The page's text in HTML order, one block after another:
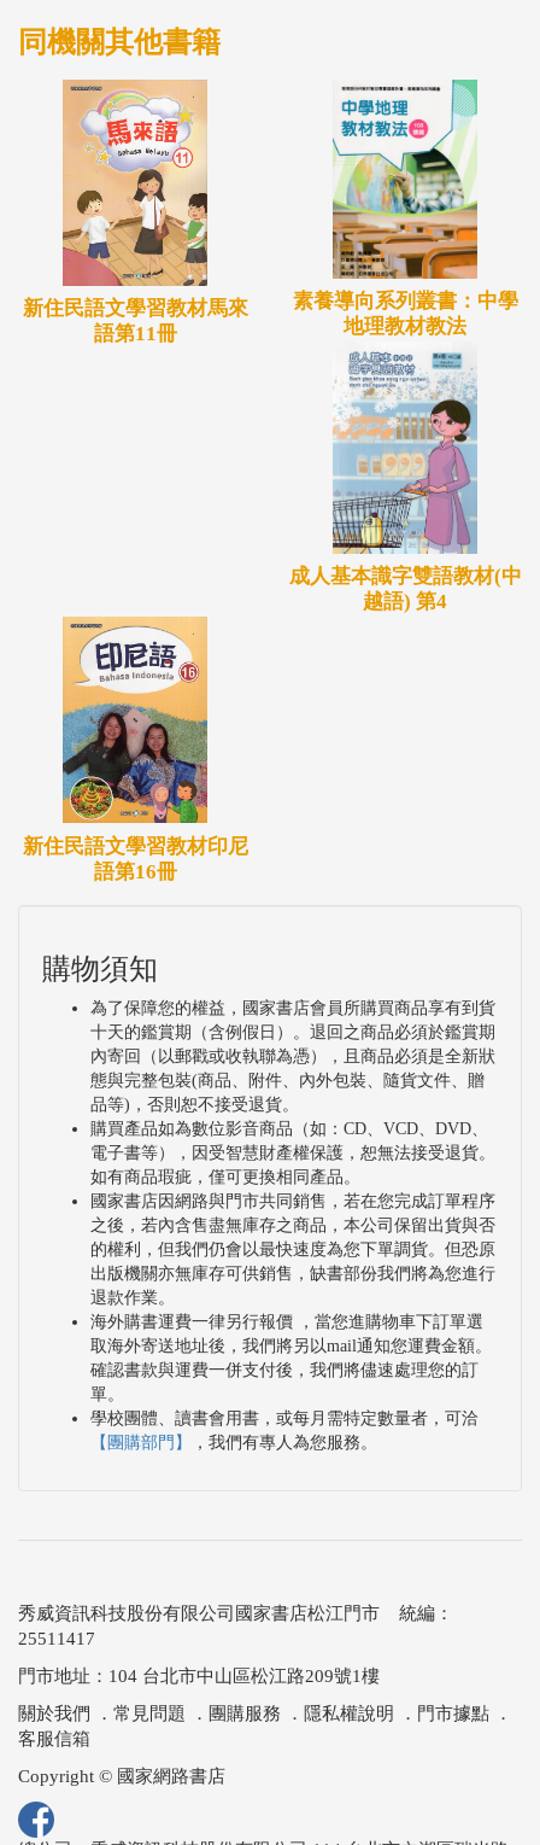
同機關其他書籍
新住民語文學習教材馬來
語第11冊
素養導向系列叢書：中學
地理教材教法
成人基本識字雙語教材(中
越語) 第4
新住民語文學習教材印尼
語第16冊
購物須知
為了保障您的權益，國家書店會員所購買商品享有到貨
十天的鑑賞期（含例假日）。退回之商品必須於鑑賞期
內寄回（以郵戳或收執聯為憑），且商品必須是全新狀
態與完整包裝(商品、附件、內外包裝、隨貨文件、贈
品等)，否則恕不接受退貨。
購買產品如為數位影音商品（如：CD、VCD、DVD、
電子書等），因受智慧財產權保護，恕無法接受退貨。
如有商品瑕疵，僅可更換相同產品。
國家書店因網路與門市共同銷售，若在您完成訂單程序
之後，若內含售盡無庫存之商品，本公司保留出貨與否
的權利，但我們仍會以最快速度為您下單調貨。但恐原
出版機關亦無庫存可供銷售，缺書部份我們將為您進行
退款作業。
海外購書運費一律另行報價 ，當您進購物車下訂單選
取海外寄送地址後，我們將另以mail通知您運費金額。
確認書款與運費一併支付後，我們將儘速處理您的訂
單。
學校團體、讀書會用書，或每月需特定數量者，可洽
【團購部門】
，我們有專人為您服務。
秀威資訊科技股份有限公司國家書店松江門市 統編：
25511417
門市地址：104 台北市中山區松江路209號1樓
關於我們
． 常見問題 ． 團購服務 ． 隱私權說明 ． 門市據點 ．
客服信箱
Copyright © 國家網路書店